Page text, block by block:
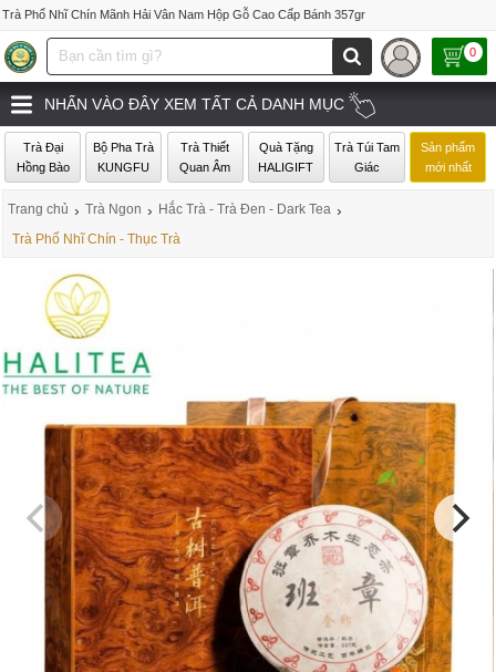
Trà Phổ Nhĩ Chín Mãnh Hải Vân Nam Hộp Gỗ Cao Cấp Bánh 357gr
0
NHẤN VÀO ĐÂY XEM TẤT CẢ DANH MỤC
Trà Đại
Hồng Bào
Bộ Pha Trà
KUNGFU
Trà Thiết
Quan Âm
Quà Tặng
HALIGIFT
Trà Túi Tam
Giác
Sản phẩm
mới nhất
Trang chủ › Trà Ngon › Hắc Trà - Trà Đen - Dark Tea ›
Trà Phổ Nhĩ Chín - Thục Trà